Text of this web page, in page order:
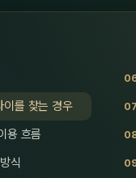
이를 찾는 경우
용 흐름
식